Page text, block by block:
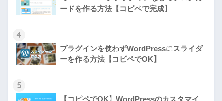
ードを作る方法【コピペで完成】
4
プラグインを使わずWordPressにスライダ
ーを作る方法【コピペでOK】
5
【コピペでOK】WordPressのカスタマイ